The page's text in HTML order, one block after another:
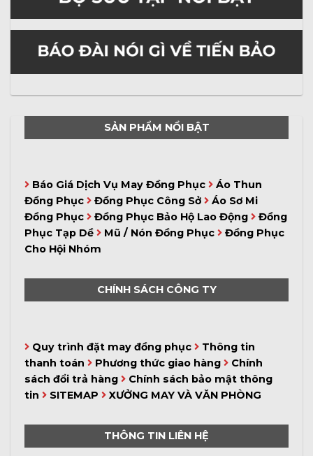
SẢN PHẨM NỔI BẬT
Báo Giá Dịch Vụ May Đồng Phục
Áo Thun
Đồng Phục
Đồng Phục Công Sở
Áo Sơ Mi
Đồng Phục
Đồng Phục Bảo Hộ Lao Động
Đồng
Phục Tạp Dề
Mũ / Nón Đồng Phục
Đồng Phục
Cho Hội Nhóm
CHÍNH SÁCH CÔNG TY
Quy trình đặt may đồng phục
Thông tin
thanh toán
Phương thức giao hàng
Chính
sách đổi trả hàng
Chính sách bảo mật thông
tin
SITEMAP XƯỞNG MAY VÀ VĂN PHÒNG
THÔNG TIN LIÊN HỆ